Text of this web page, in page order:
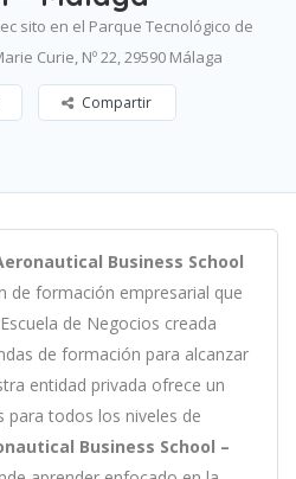
sito en el Parque Tecnológico de
Curie, Nº 22, 29590 Málaga
Compartir
Business School
de formación empresarial que
Escuela de Negocios creada
as de formación para alcanzar
ra entidad privada ofrece un
para todos los niveles de
Business School –